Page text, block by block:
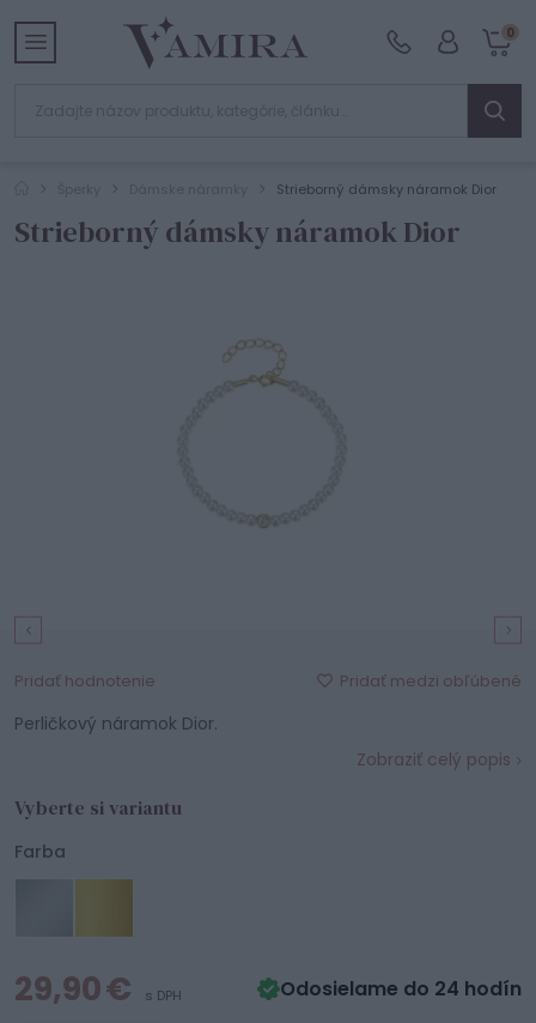
0
Strieborný dámsky náramok Dior
Strieborný dámsky náramok Dior
Pridať hodnotenie Pridať medzi obľúbené
Perličkový náramok Dior.
Zobraziť celý popis
Vyberte si variantu
Farba
29,90 € s DPH Odosielame do 24 hodín